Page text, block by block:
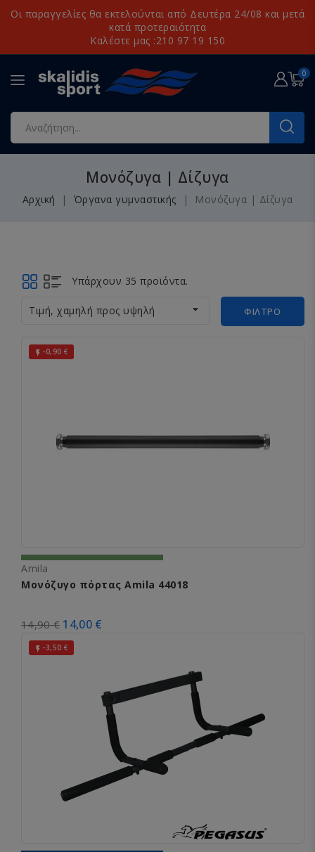
Οι παραγγελίες θα εκτελούνται από Δευτέρα 24/08 και μετά
κατά προτεραιότητα
Καλέστε μας :210 97 19 150
0
Μονόζυγα | Δίζυγα
Αρχική Όργανα γυμναστικής Μονόζυγα | Δίζυγα
Υπάρχουν 35 προϊόντα.
Τιμή, χαμηλή προς υψηλή  ΦΊΛΤΡΟ
 -0,90 €
Amila
Μονόζυγο πόρτας Αmila 44018
14,90 € 14,00 €
 -3,50 €